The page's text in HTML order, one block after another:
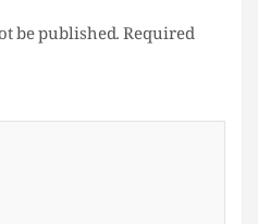
be published.Required